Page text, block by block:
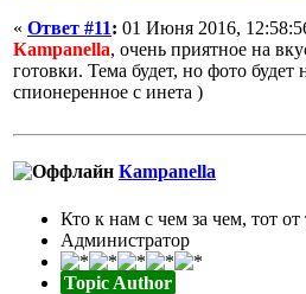
« Ответ #11: 01 Июня 2016,
Кampanella, очень приятное на
готовки. Тема будет, но фото будет
спионеренное с инета )
Кampanella
Кто к нам с чем за чем, тот от
Администратор
Topic Author